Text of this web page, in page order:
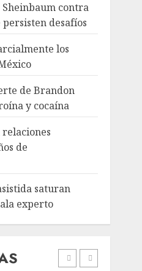
Sheinbaum contra
desafíos
los
de Brandon
y cocaína
de
saturan
experto
y Perú
relaciones
enfrentamientos
8, 2026
en reproducción
señala
reconoce apoyo
8, 2026